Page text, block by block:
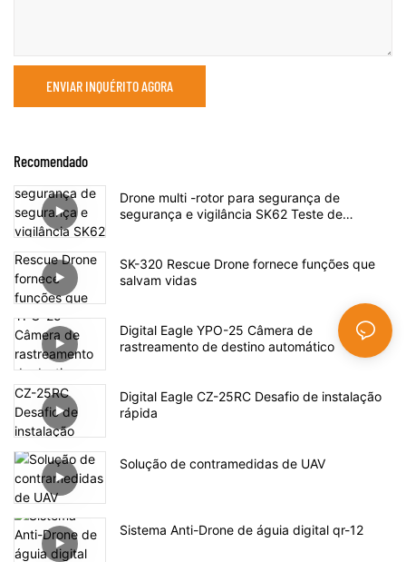
ENVIAR INQUÉRITO AGORA
Recomendado
Drone multi -rotor para segurança de
segurança e vigilância SK62 Teste de
SK-320 Rescue Drone fornece funções que
salvam vidas
Digital Eagle YPO-25 Câmera de
rastreamento de destino automático
Digital Eagle CZ-25RC Desafio de instalação
rápida
Solução de contramedidas de UAV
Sistema Anti-Drone de águia digital qr-12